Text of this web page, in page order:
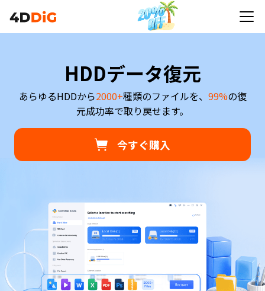
HDDデータ復元
あらゆるHDDから2000+種類のファイルを、 99%の復
元成功率で取り戻せます。
今すぐ購入